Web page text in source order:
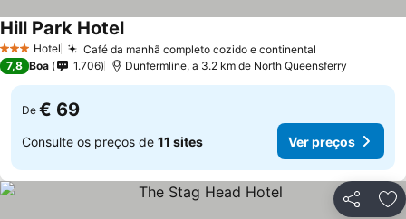
3 EstrelasHotel Café da manhã completo cozido e continental
Hill Park HotelVer preços
7,8 Boa 1.706 Dunfermline, a 3.2 km de North Queensferry
De € 69
Consulte os preços de 11 sites Ver preços
Partilhar